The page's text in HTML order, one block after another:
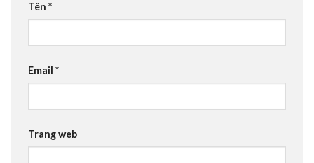
Tên *
Email *
Trang web